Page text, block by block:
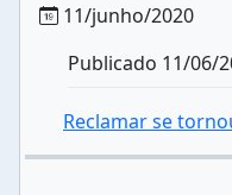
11/junho/2020
Publicado 11/06/
Reclamar se